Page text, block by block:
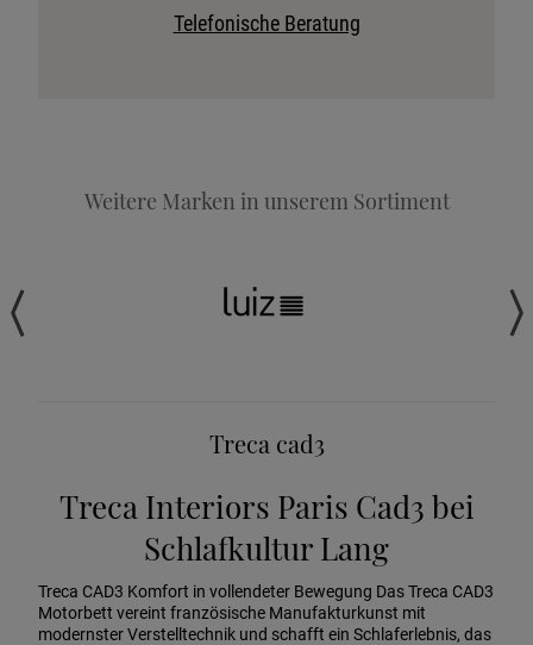
Telefonische Beratung
Weitere Marken in unserem Sortiment
Treca cad3
Treca Interiors Paris Cad3 bei
Schlafkultur Lang
Treca CAD3 Komfort in vollendeter Bewegung Das Treca CAD3
Motorbett vereint französische Manufakturkunst mit
modernster Verstelltechnik und schafft ein Schlaferlebnis, das